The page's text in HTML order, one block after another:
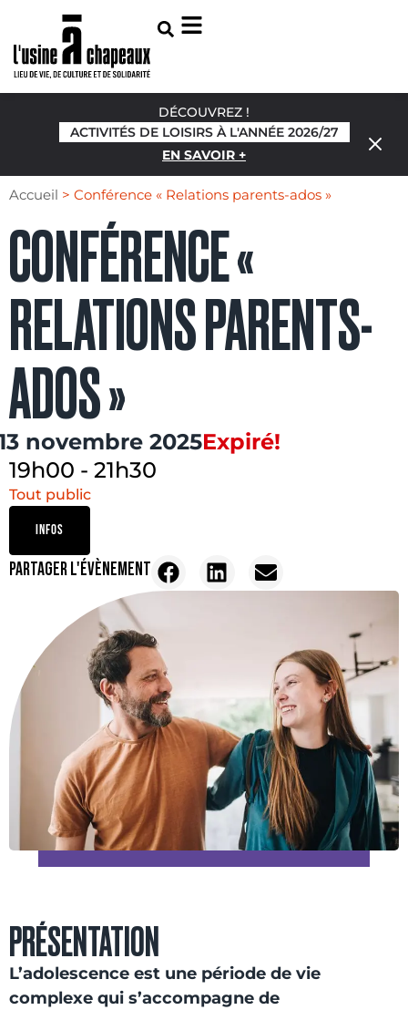
DÉCOUVREZ !
ACTIVITÉS DE LOISIRS À L'ANNÉE 2026/27
EN SAVOIR +
Accueil > Conférence « Relations parents-ados »
CONFÉRENCE «
RELATIONS PARENTS-
ADOS »
novembre 2025Expiré!
19h00 - 21h30
Tout public
INFOS
PARTAGER L'ÉVÈNEMENT
PRÉSENTATION
L’adolescence est une période de vie
complexe qui s’accompagne de